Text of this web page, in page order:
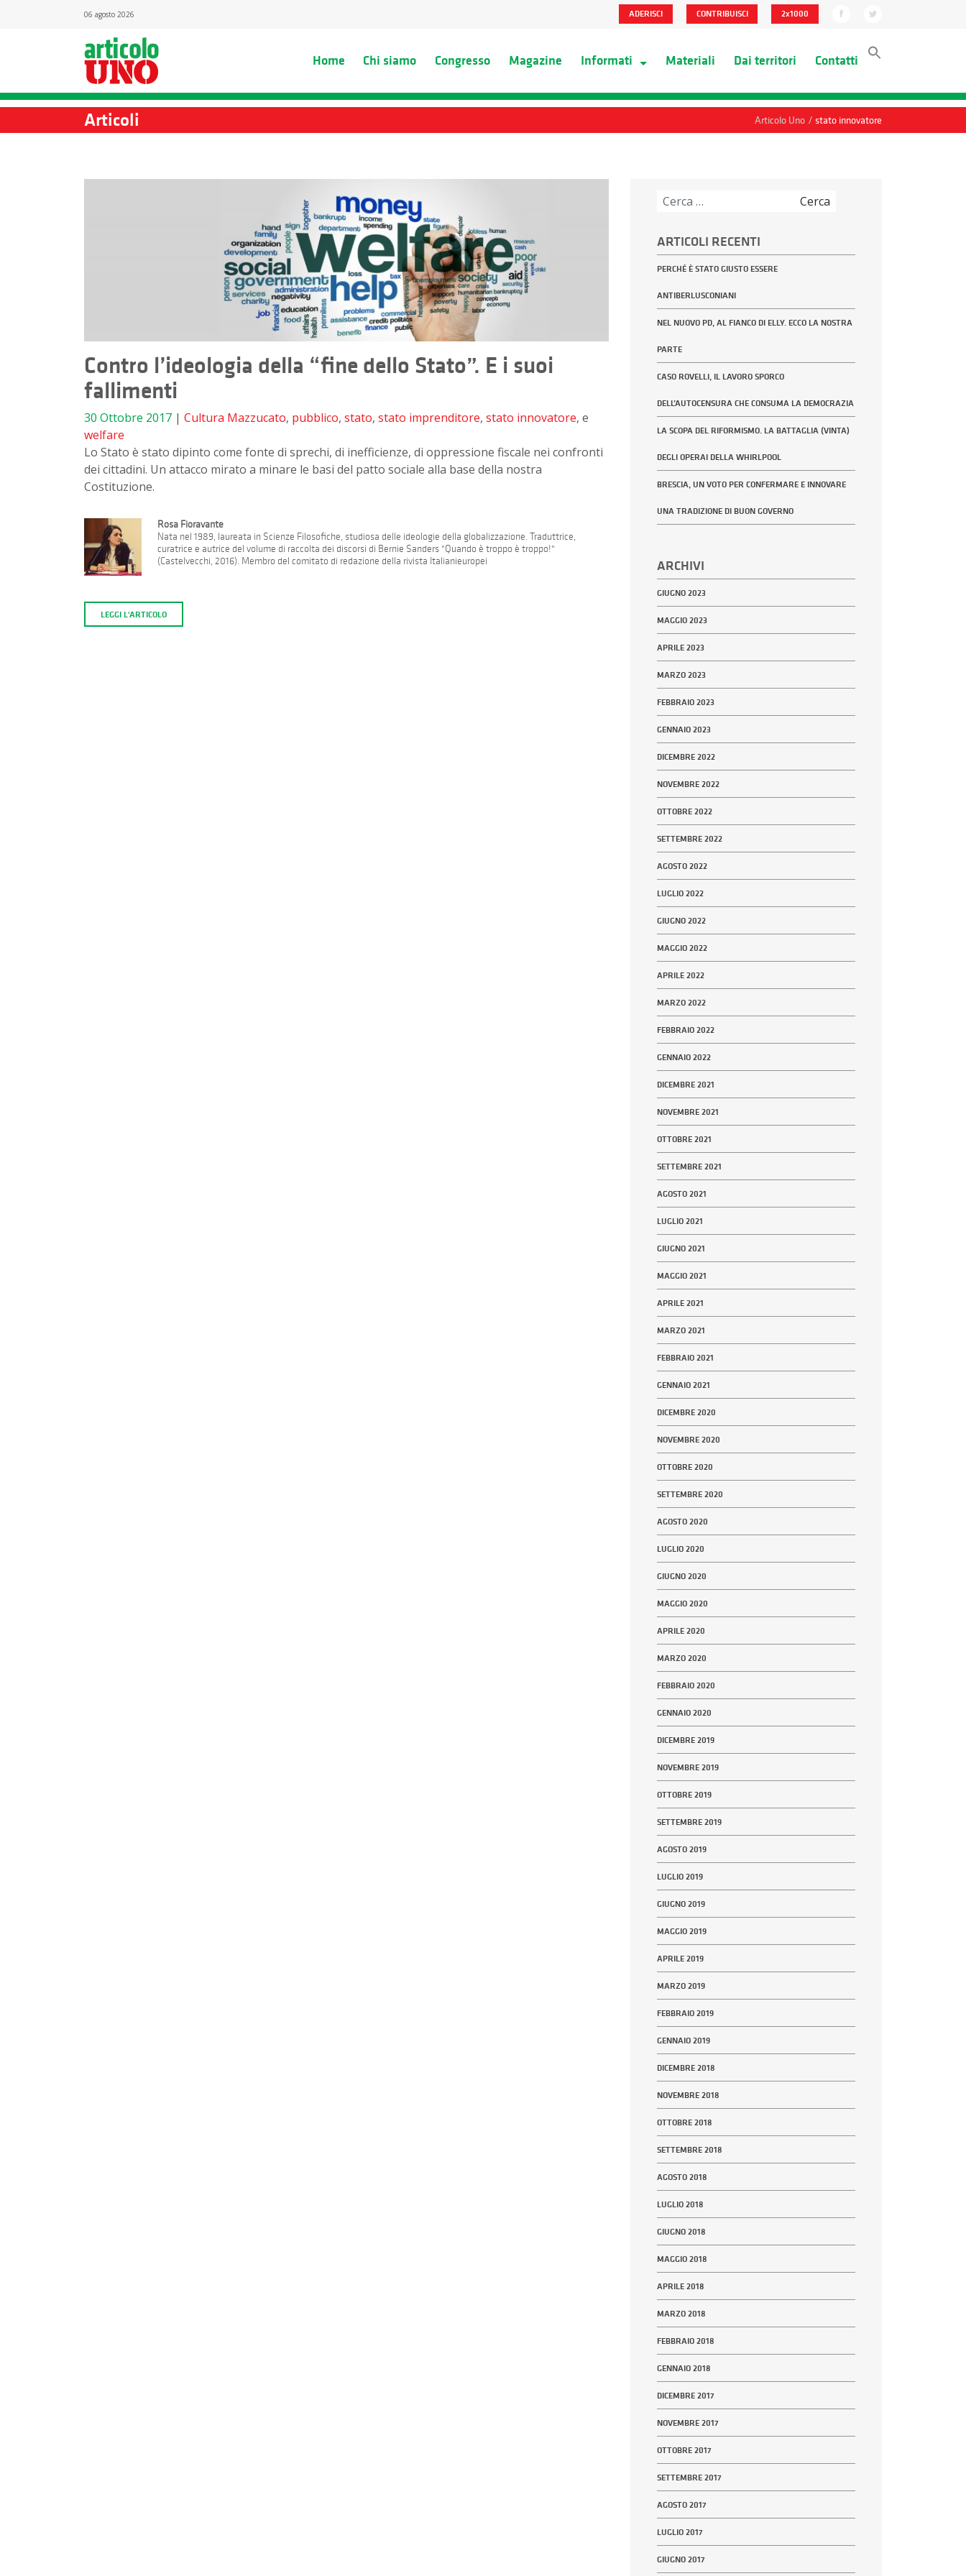
06 agosto 2026 ADERISCI CONTRIBUISCI 2x1000
Home Chi siamo Congresso Magazine Informati Materiali Dai territori Contatti
Articoli Articolo Uno / stato innovatore
Contro l’ideologia della “fine dello Stato”. E i suoi
fallimenti
30 Ottobre 2017 | Cultura Mazzucato, pubblico, stato, stato imprenditore, stato innovatore, e
welfare
Lo Stato è stato dipinto come fonte di sprechi, di inefficienze, di oppressione fiscale nei confronti
dei cittadini. Un attacco mirato a minare le basi del patto sociale alla base della nostra
Costituzione.
Rosa Fioravante
Nata nel 1989, laureata in Scienze Filosofiche, studiosa delle ideologie della globalizzazione. Traduttrice,
curatrice e autrice del volume di raccolta dei discorsi di Bernie Sanders "Quando è troppo è troppo!"
(Castelvecchi, 2016). Membro del comitato di redazione della rivista Italianieuropei
LEGGI L'ARTICOLO
ARTICOLI RECENTI
PERCHÉ È STATO GIUSTO ESSERE
ANTIBERLUSCONIANI
NEL NUOVO PD, AL FIANCO DI ELLY. ECCO LA NOSTRA
PARTE
CASO ROVELLI, IL LAVORO SPORCO
DELL’AUTOCENSURA CHE CONSUMA LA DEMOCRAZIA
LA SCOPA DEL RIFORMISMO. LA BATTAGLIA (VINTA)
DEGLI OPERAI DELLA WHIRLPOOL
BRESCIA, UN VOTO PER CONFERMARE E INNOVARE
UNA TRADIZIONE DI BUON GOVERNO
ARCHIVI
GIUGNO 2023
MAGGIO 2023
APRILE 2023
MARZO 2023
FEBBRAIO 2023
GENNAIO 2023
DICEMBRE 2022
NOVEMBRE 2022
OTTOBRE 2022
SETTEMBRE 2022
AGOSTO 2022
LUGLIO 2022
GIUGNO 2022
MAGGIO 2022
APRILE 2022
MARZO 2022
FEBBRAIO 2022
GENNAIO 2022
DICEMBRE 2021
NOVEMBRE 2021
OTTOBRE 2021
SETTEMBRE 2021
AGOSTO 2021
LUGLIO 2021
GIUGNO 2021
MAGGIO 2021
APRILE 2021
MARZO 2021
FEBBRAIO 2021
GENNAIO 2021
DICEMBRE 2020
NOVEMBRE 2020
OTTOBRE 2020
SETTEMBRE 2020
AGOSTO 2020
LUGLIO 2020
GIUGNO 2020
MAGGIO 2020
APRILE 2020
MARZO 2020
FEBBRAIO 2020
GENNAIO 2020
DICEMBRE 2019
NOVEMBRE 2019
OTTOBRE 2019
SETTEMBRE 2019
AGOSTO 2019
LUGLIO 2019
GIUGNO 2019
MAGGIO 2019
APRILE 2019
MARZO 2019
FEBBRAIO 2019
GENNAIO 2019
DICEMBRE 2018
NOVEMBRE 2018
OTTOBRE 2018
SETTEMBRE 2018
AGOSTO 2018
LUGLIO 2018
GIUGNO 2018
MAGGIO 2018
APRILE 2018
MARZO 2018
FEBBRAIO 2018
GENNAIO 2018
DICEMBRE 2017
NOVEMBRE 2017
OTTOBRE 2017
SETTEMBRE 2017
AGOSTO 2017
LUGLIO 2017
GIUGNO 2017